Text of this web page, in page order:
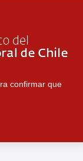
confirmar que